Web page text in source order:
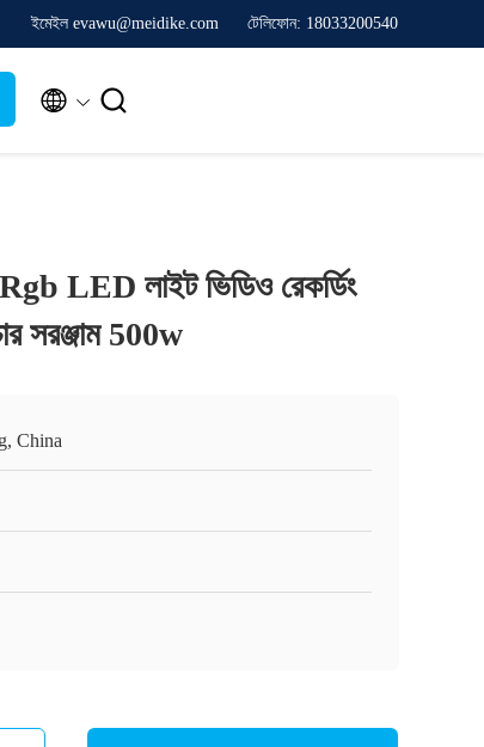
ইমেইল evawu@meidike.com টেলিফোন: 18033200540
 
LED লাইট ভিডিও রেকর্ডিং
সরঞ্জাম 500w
China